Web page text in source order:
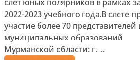
слет юных полярников в рамках
2022-2023 учебного года.В слете
участие более 70 представителей
муниципальных образований
Мурманской области: г. ...